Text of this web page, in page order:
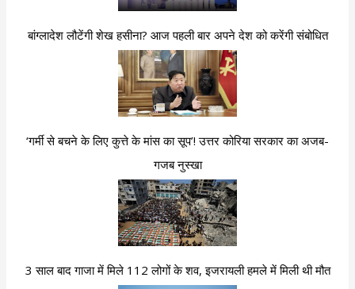
बांग्लादेश लौटेंगी शेख हसीना? आज पहली बार अपने देश को करेंगी संबोधित
‘गर्मी से बचने के लिए कुत्ते के मांस का सूप’! उत्तर कोरिया सरकार का अजब-
गजब नुस्खा
3 साल बाद गाजा में मिले 112 लोगों के शव, इजरायली हमले में मिली थी मौत